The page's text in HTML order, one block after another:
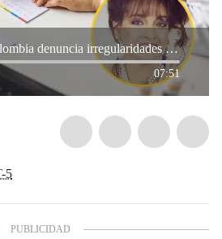
Claudia de Colombia denuncia irregularidades en atención médica: “perdí mi cita”
07:51
5